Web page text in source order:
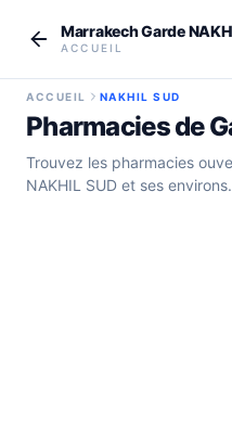
Marrakech Garde
ACCUEIL
ACCUEIL NAKHIL SUD
Pharmacies de
Trouvez les pharmacies
NAKHIL SUD et ses environs.